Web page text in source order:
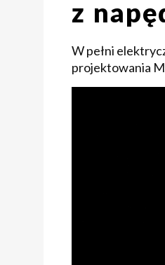
z
W pełni
projektowania